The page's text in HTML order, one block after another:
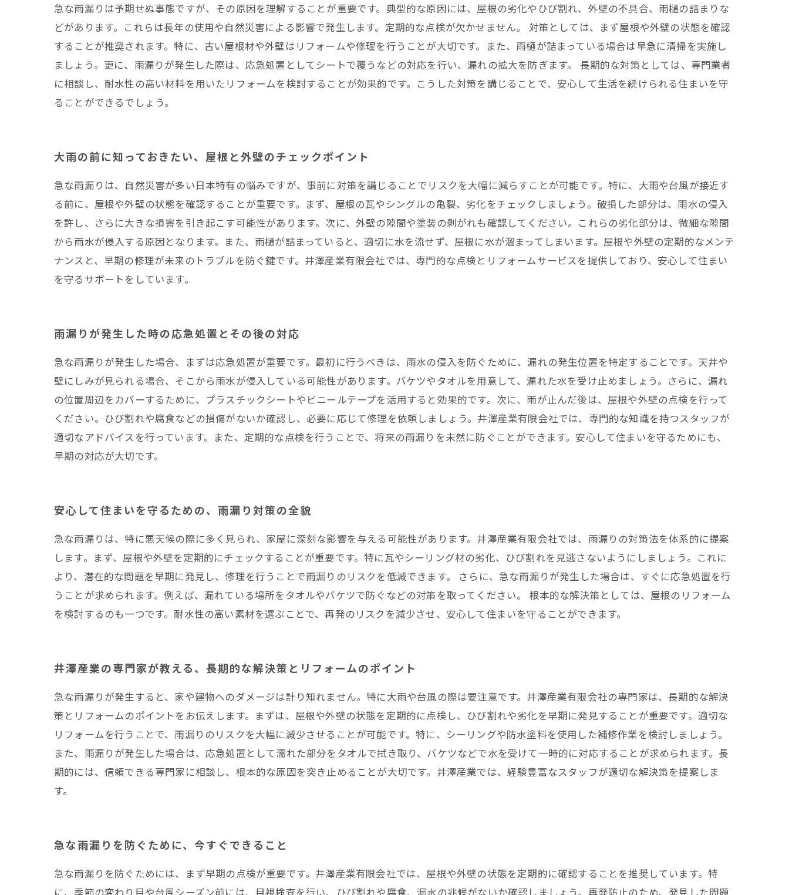
急な雨漏りは予期せぬ事態ですが、その原因を理解することが重要です。典型的な原因には、屋根の劣化やひび割れ、外壁の不具合、雨樋の詰まりな
どがあります。これらは長年の使用や自然災害による影響で発生します。定期的な点検が欠かせません。 対策としては、まず屋根や外壁の状態を確認
することが推奨されます。特に、古い屋根材や外壁はリフォームや修理を行うことが大切です。また、雨樋が詰まっている場合は早急に清掃を実施し
ましょう。更に、雨漏りが発生した際は、応急処置としてシートで覆うなどの対応を行い、漏れの拡大を防ぎます。 長期的な対策としては、専門業者
に相談し、耐水性の高い材料を用いたリフォームを検討することが効果的です。こうした対策を講じることで、安心して生活を続けられる住まいを守
ることができるでしょう。
大雨の前に知っておきたい、屋根と外壁のチェックポイント
急な雨漏りは、自然災害が多い日本特有の悩みですが、事前に対策を講じることでリスクを大幅に減らすことが可能です。特に、大雨や台風が接近す
る前に、屋根や外壁の状態を確認することが重要です。まず、屋根の瓦やシングルの亀裂、劣化をチェックしましょう。破損した部分は、雨水の侵入
を許し、さらに大きな損害を引き起こす可能性があります。次に、外壁の隙間や塗装の剥がれも確認してください。これらの劣化部分は、微細な隙間
から雨水が侵入する原因となります。また、雨樋が詰まっていると、適切に水を流せず、屋根に水が溜まってしまいます。屋根や外壁の定期的なメンテ
ナンスと、早期の修理が未来のトラブルを防ぐ鍵です。井澤産業有限会社では、専門的な点検とリフォームサービスを提供しており、安心して住まい
を守るサポートをしています。
雨漏りが発生した時の応急処置とその後の対応
急な雨漏りが発生した場合、まずは応急処置が重要です。最初に行うべきは、雨水の侵入を防ぐために、漏れの発生位置を特定することです。天井や
壁にしみが見られる場合、そこから雨水が侵入している可能性があります。バケツやタオルを用意して、漏れた水を受け止めましょう。さらに、漏れ
の位置周辺をカバーするために、プラスチックシートやビニールテープを活用すると効果的です。次に、雨が止んだ後は、屋根や外壁の点検を行って
ください。ひび割れや腐食などの損傷がないか確認し、必要に応じて修理を依頼しましょう。井澤産業有限会社では、専門的な知識を持つスタッフが
適切なアドバイスを行っています。また、定期的な点検を行うことで、将来の雨漏りを未然に防ぐことができます。安心して住まいを守るためにも、
早期の対応が大切です。
安心して住まいを守るための、雨漏り対策の全貌
急な雨漏りは、特に悪天候の際に多く見られ、家屋に深刻な影響を与える可能性があります。井澤産業有限会社では、雨漏りの対策法を体系的に提案
します。まず、屋根や外壁を定期的にチェックすることが重要です。特に瓦やシーリング材の劣化、ひび割れを見逃さないようにしましょう。これに
より、潜在的な問題を早期に発見し、修理を行うことで雨漏りのリスクを低減できます。 さらに、急な雨漏りが発生した場合は、すぐに応急処置を行
うことが求められます。例えば、漏れている場所をタオルやバケツで防ぐなどの対策を取ってください。 根本的な解決策としては、屋根のリフォーム
を検討するのも一つです。耐水性の高い素材を選ぶことで、再発のリスクを減少させ、安心して住まいを守ることができます。
井澤産業の専門家が教える、長期的な解決策とリフォームのポイント
急な雨漏りが発生すると、家や建物へのダメージは計り知れません。特に大雨や台風の際は要注意です。井澤産業有限会社の専門家は、長期的な解決
策とリフォームのポイントをお伝えします。まずは、屋根や外壁の状態を定期的に点検し、ひび割れや劣化を早期に発見することが重要です。適切な
リフォームを行うことで、雨漏りのリスクを大幅に減少させることが可能です。特に、シーリングや防水塗料を使用した補修作業を検討しましょう。
また、雨漏りが発生した場合は、応急処置として濡れた部分をタオルで拭き取り、バケツなどで水を受けて一時的に対応することが求められます。長
期的には、信頼できる専門家に相談し、根本的な原因を突き止めることが大切です。井澤産業では、経験豊富なスタッフが適切な解決策を提案しま
す。
急な雨漏りを防ぐために、今すぐできること
急な雨漏りを防ぐためには、まず早期の点検が重要です。井澤産業有限会社では、屋根や外壁の状態を定期的に確認することを推奨しています。特
に、季節の変わり目や台風シーズン前には、目視検査を行い、ひび割れや腐食、漏水の兆候がないか確認しましょう。再発防止のため、発見した問題